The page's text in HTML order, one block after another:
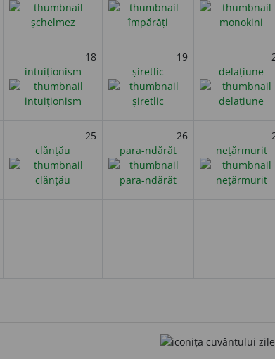
18
intuiționism
19
șiretlic
delațiune
25
clănțău
26
para-ndărăt
nețărmurit